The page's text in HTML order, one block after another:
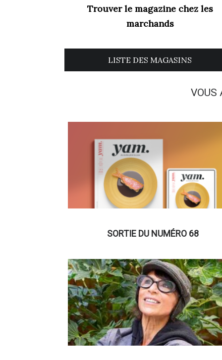
Trouver le magazine chez les
marchands
LISTE DES MAGASINS
VOUS
SORTIE DU NUMÉRO 68